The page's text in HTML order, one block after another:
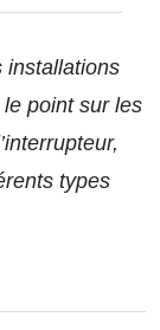
point sur les
types